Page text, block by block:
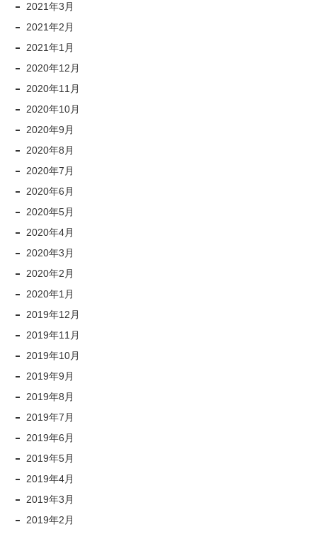
2021年3月
2021年2月
2021年1月
2020年12月
2020年11月
2020年10月
2020年9月
2020年8月
2020年7月
2020年6月
2020年5月
2020年4月
2020年3月
2020年2月
2020年1月
2019年12月
2019年11月
2019年10月
2019年9月
2019年8月
2019年7月
2019年6月
2019年5月
2019年4月
2019年3月
2019年2月